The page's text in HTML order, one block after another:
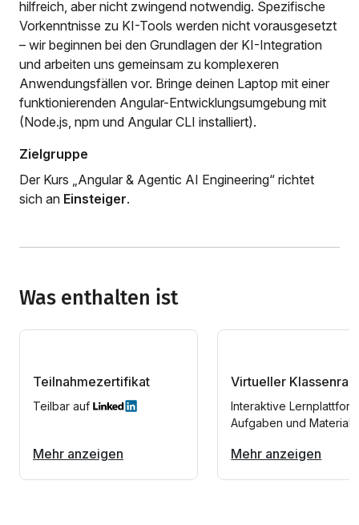
hilfreich, aber nicht zwingend notwendig. Spezifische
Vorkenntnisse zu KI-Tools werden nicht vorausgesetzt
– wir beginnen bei den Grundlagen der KI-Integration
und arbeiten uns gemeinsam zu komplexeren
Anwendungsfällen vor. Bringe deinen Laptop mit einer
funktionierenden Angular-Entwicklungsumgebung mit
(Node.js, npm und Angular CLI installiert).
Zielgruppe
Der Kurs „Angular & Agentic AI Engineering“ richtet
sich an Einsteiger.
Was enthalten ist
Teilnahmezertifikat
Teilbar auf
Mehr anzeigen
Virtueller
Interaktive
Aufgaben und
Mehr anzeigen